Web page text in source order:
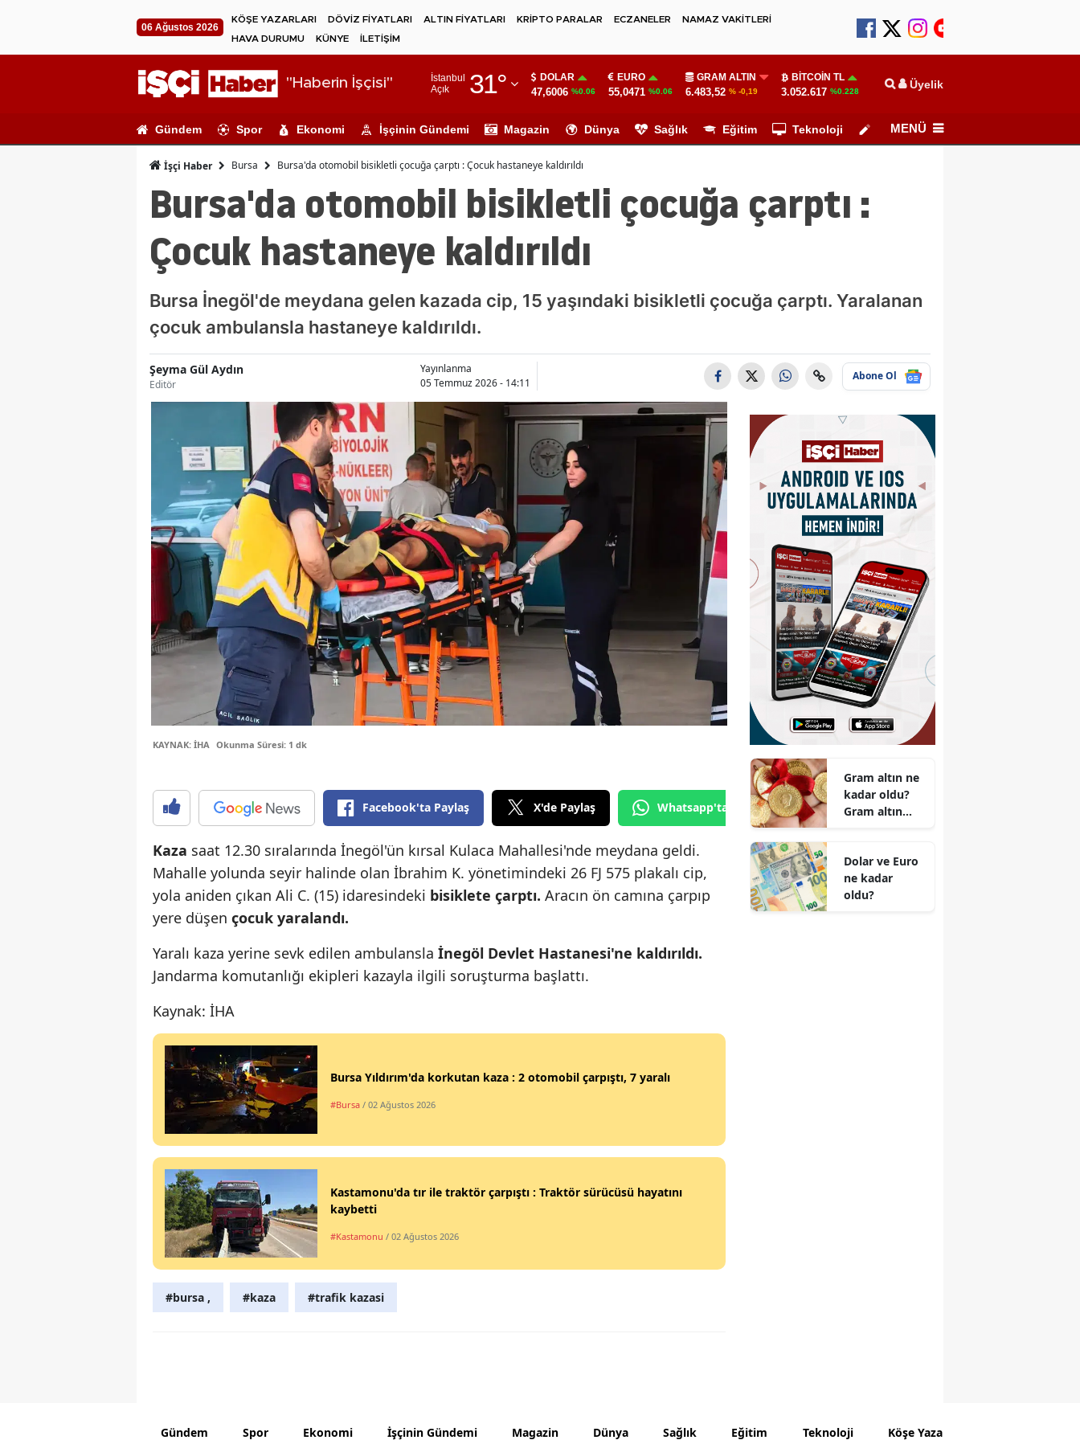
06 Ağustos 2026
KÖŞE YAZARLARI DÖVİZ FİYATLARI ALTIN FİYATLARI KRİPTO PARALAR ECZANELER
NAMAZ VAKİTLERİ
HAVA DURUMU
KÜNYE İLETİŞİM
"Haberin İşçisi"
İstanbul
Açık
31°
Adıyaman
Ağrı
Ankara
Antalya
Aydın
Bilecik
Bingöl
Bitlis
Bolu
Burdur
Bursa
Çanakkale
Çankırı
Çorum
Denizli
Diyarbakır
Erzincan
Eskişehir
Gaziantep
Gümüşhane
Hatay
Isparta
Kars
Kastamonu
Kayseri
Kütahya
DOLAR
47,6006 %0.06
EURO
55,0471 %0.06
GRAM ALTIN
6.483,52 % -0,19
BITCOIN TL
3.052.617 %0.228 Üyelik
Gündem Spor Ekonomi İşçinin Gündemi Magazin Dünya Sağlık Eğitim Teknoloji Köşe Yazarları
MENÜ
İşçi Haber Bursa Bursa'da otomobil bisikletli çocuğa çarptı : Çocuk hastaneye kaldırıldı
Bursa'da otomobil bisikletli çocuğa çarptı :
Çocuk hastaneye kaldırıldı
Bursa İnegöl'de meydana gelen kazada cip, 15 yaşındaki bisikletli çocuğa çarptı. Yaralanan
çocuk ambulansla hastaneye kaldırıldı.
Şeyma Gül Aydın
Editör
Yayınlanma
05 Temmuz 2026 - 14:11
Abone Ol
KAYNAK: İHA Okunma Süresi: 1 dk
Facebook'ta Paylaş X'de Paylaş Whatsapp'tan Gönder
Kaza saat 12.30 sıralarında İnegöl'ün kırsal Kulaca Mahallesi'nde meydana geldi.
Mahalle yolunda seyir halinde olan İbrahim K. yönetimindeki 26 FJ 575 plakalı cip,
yola aniden çıkan Ali C. (15) idaresindeki bisiklete çarptı. Aracın ön camına çarpıp
yere düşen çocuk yaralandı.
Yaralı kaza yerine sevk edilen ambulansla İnegöl Devlet Hastanesi'ne kaldırıldı.
Jandarma komutanlığı ekipleri kazayla ilgili soruşturma başlattı.
Kaynak: İHA
Bursa Yıldırım'da korkutan kaza : 2 otomobil çarpıştı, 7 yaralı
#Bursa / 02 Ağustos 2026
Kastamonu'da tır ile traktör çarpıştı : Traktör sürücüsü hayatını
kaybetti
#Kastamonu / 02 Ağustos 2026
#bursa , #kaza #trafik kazasi
Gram altın ne
kadar oldu?
Gram altın
Dolar ve Euro
ne kadar
oldu?
Gündem Spor Ekonomi İşçinin Gündemi Magazin Dünya Sağlık Eğitim Teknoloji Köşe Yazarları